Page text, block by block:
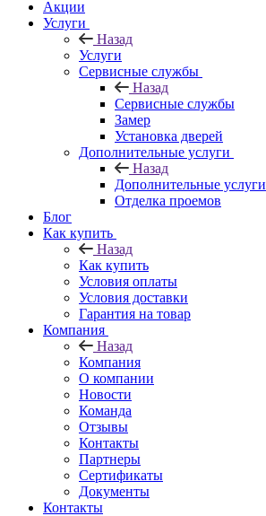
Акции
Услуги
Назад
Услуги
Сервисные службы
Назад
Сервисные службы
Замер
Установка дверей
Дополнительные услуги
Назад
Дополнительные услуги
Отделка проемов
Блог
Как купить
Назад
Как купить
Условия оплаты
Условия доставки
Гарантия на товар
Компания
Назад
Компания
О компании
Новости
Команда
Отзывы
Контакты
Партнеры
Сертификаты
Документы
Контакты